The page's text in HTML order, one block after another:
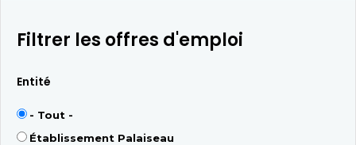
Filtrer les offres d'emploi
Entité
- Tout -
Établissement Palaiseau